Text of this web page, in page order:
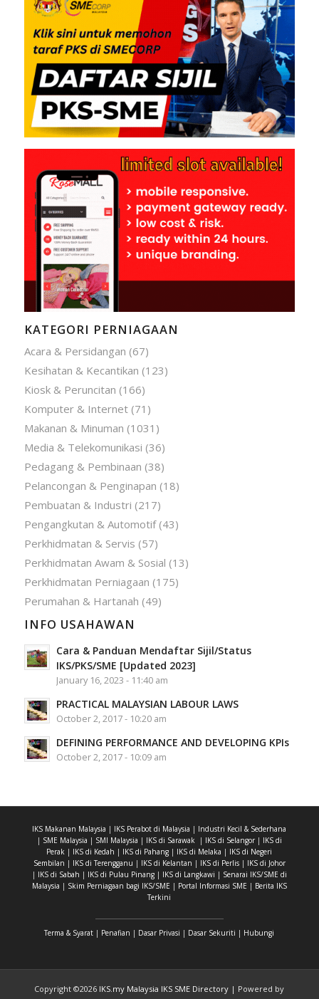
KATEGORI PERNIAGAAN
Acara & Persidangan (67)
Kesihatan & Kecantikan (123)
Kiosk & Peruncitan (166)
Komputer & Internet(71)
Makanan & Minuman (1031)
Media & Telekomunikasi (36)
Pedagang & Pembinaan (38)
Pelancongan & Penginapan (18)
Pembuatan & Industri (217)
Pengangkutan & Automotif(43)
Perkhidmatan & Servis (57)
Perkhidmatan Awam & Sosial (13)
Perkhidmatan Perniagaan (175)
Perumahan & Hartanah (49)
INFO USAHAWAN
Cara & Panduan Mendaftar Sijil/Status
IKS/PKS/SME [Updated 2023]
January 16, 2023 - 11:40 am
PRACTICAL MALAYSIAN LABOUR LAWS
October 2, 2017 - 10:20 am
DEFINING PERFORMANCE AND DEVELOPING KPIs
October 2, 2017 - 10:09 am
IKS Makanan Malaysia | IKS Perabot di Malaysia | Industri Kecil & Sederhana
| SME Malaysia | SMI Malaysia | IKS di Sarawak| IKS di Selangor| IKS di
Perak | IKS di Kedah | IKS di Pahang | IKS di Melaka | IKS di Negeri
Sembilan | IKS di Terengganu | IKS di Kelantan | IKS di Perlis| IKS di Johor
| IKS di Sabah | IKS di Pulau Pinang| IKS di Langkawi | Senarai IKS/SME di
Malaysia | Skim Perniagaan bagi IKS/SME | Portal Informasi SME | Berita IKS
Terkini
Terma & Syarat | Penafian | Dasar Privasi | Dasar Sekuriti | Hubungi
Copyright ©2026 IKS.my Malaysia IKS SME Directory | Powered by